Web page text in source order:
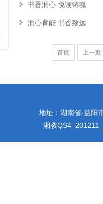
书香润心 悦读铸魂
润心育能 书香致远
首页 上一页
地址：湖南省·益阳
湘教